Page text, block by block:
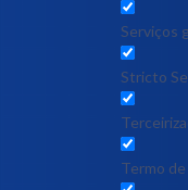
Serviços
Stricto
Termo